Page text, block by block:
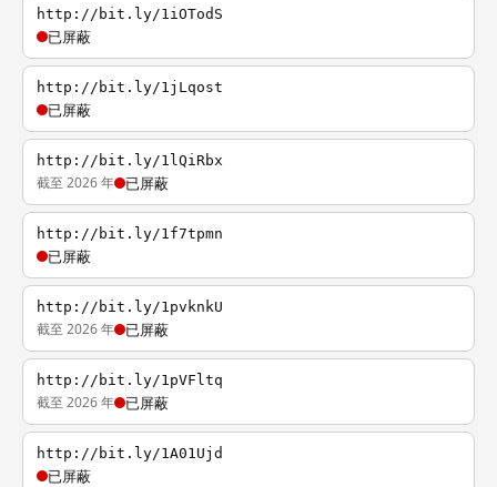
http://bit.ly/1iOTodS
已屏蔽
http://bit.ly/1jLqost
已屏蔽
http://bit.ly/1lQiRbx
截至 2026 年 已屏蔽
http://bit.ly/1f7tpmn
已屏蔽
http://bit.ly/1pvknkU
截至 2026 年 已屏蔽
http://bit.ly/1pVFltq
截至 2026 年 已屏蔽
http://bit.ly/1A01Ujd
已屏蔽